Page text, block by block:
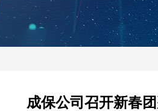
成保公司召开新春